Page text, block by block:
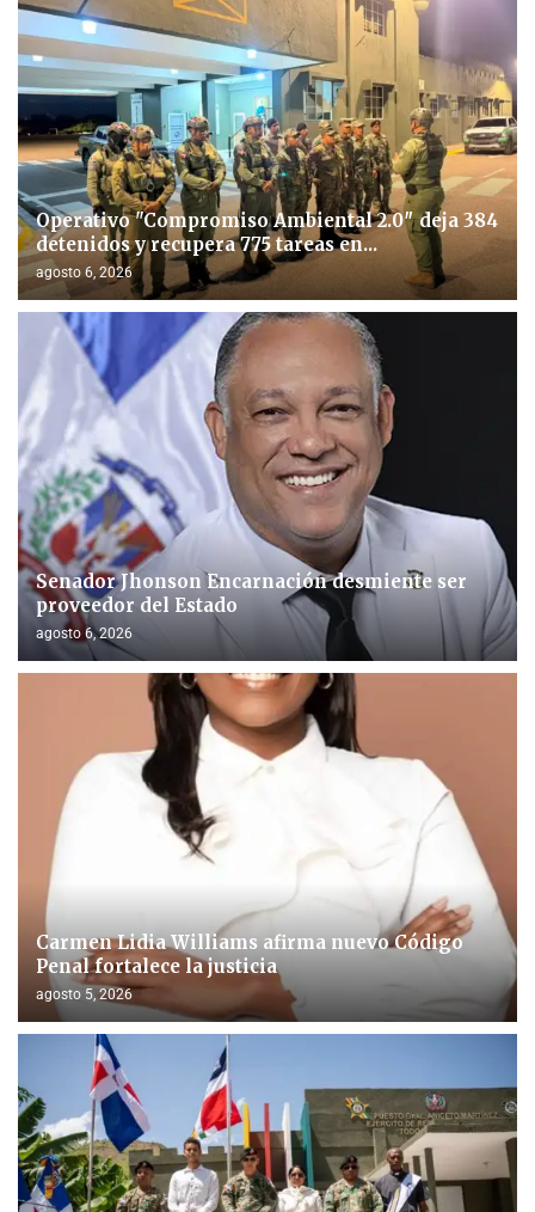
Operativo "Compromiso Ambiental 2.0″ deja 384
detenidos y recupera 775 tareas en...
agosto 6, 2026
Senador Jhonson Encarnación desmiente ser
proveedor del Estado
agosto 6, 2026
Carmen Lidia Williams afirma nuevo Código
Penal fortalece la justicia
agosto 5, 2026